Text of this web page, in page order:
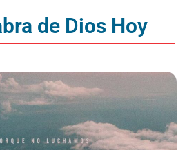
de Dios Hoy